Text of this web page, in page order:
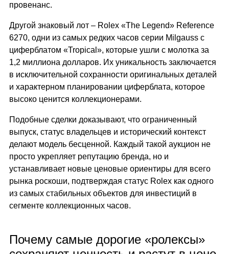
провенанс.
Другой знаковый лот – Rolex «The Legend» Reference
6270, одни из самых редких часов серии Milgauss с
циферблатом «Tropical», которые ушли с молотка за
1,2 миллиона долларов. Их уникальность заключается
в исключительной сохранности оригинальных деталей
и характерном планировании циферблата, которое
высоко ценится коллекционерами.
Подобные сделки доказывают, что ограниченный
выпуск, статус владельцев и исторический контекст
делают модель бесценной. Каждый такой аукцион не
просто укрепляет репутацию бренда, но и
устанавливает новые ценовые ориентиры для всего
рынка роскоши, подтверждая статус Rolex как одного
из самых стабильных объектов для инвестиций в
сегменте коллекционных часов.
Почему самые дорогие «ролексы»